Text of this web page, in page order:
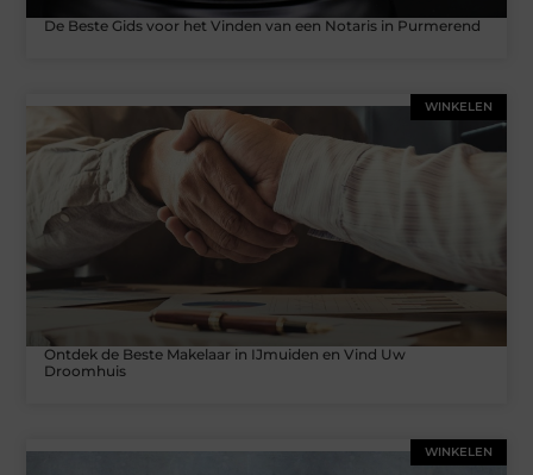
De Beste Gids voor het Vinden van een Notaris in Purmerend
WINKELEN
Ontdek de Beste Makelaar in IJmuiden en Vind Uw
Droomhuis
WINKELEN